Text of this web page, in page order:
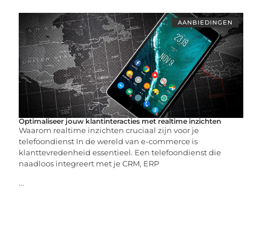
AANBIEDINGEN
Optimaliseer jouw klantinteracties met realtime inzichten
Waarom realtime inzichten cruciaal zijn voor je
telefoondienst In de wereld van e-commerce is
klanttevredenheid essentieel. Een telefoondienst die
naadloos integreert met je CRM, ERP
...